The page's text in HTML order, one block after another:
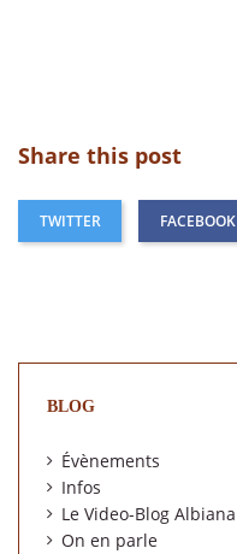
Share this post
TWITTER FACEBOOK
BLOG
Évènements
Infos
Le Video-Blog Albiana
On en parle